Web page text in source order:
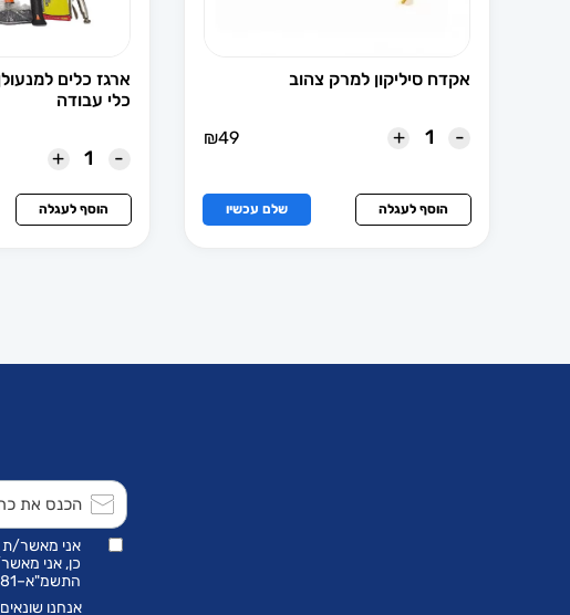
אקדח סיליקון למרק צהוב
-
+
₪49
הוסף לעגלה שלם עכשיו
כלי עבודה
-
+
הוסף לעגלה
אני מאשר/ת
כן, אני
התשמ"א–1981,
אנחנו